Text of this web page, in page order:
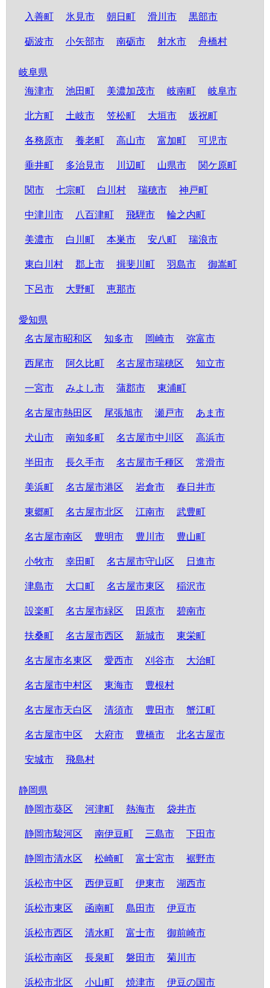
入善町 氷見市 朝日町 滑川市 黒部市
砺波市 小矢部市 南砺市 射水市 舟橋村
岐阜県
海津市
池田町 美濃加茂市 岐南町 岐阜市
北方町 土岐市 笠松町 大垣市 坂祝町
各務原市 養老町 高山市 富加町 可児市
垂井町 多治見市 川辺町 山県市 関ケ原町
関市 七宗町 白川村 瑞穂市 神戸町
中津川市 八百津町 飛騨市 輪之内町
美濃市 白川町 本巣市 安八町 瑞浪市
東白川村 郡上市 揖斐川町 羽島市 御嵩町
下呂市 大野町 恵那市
愛知県
名古屋市昭和区
知多市 岡崎市 弥富市
西尾市 阿久比町 名古屋市瑞穂区 知立市
一宮市 みよし市 蒲郡市 東浦町
名古屋市熱田区 尾張旭市 瀬戸市 あま市
犬山市 南知多町 名古屋市中川区 高浜市
半田市 長久手市 名古屋市千種区 常滑市
美浜町 名古屋市港区 岩倉市 春日井市
東郷町 名古屋市北区 江南市 武豊町
名古屋市南区 豊明市 豊川市 豊山町
小牧市 幸田町 名古屋市守山区 日進市
津島市 大口町 名古屋市東区 稲沢市
設楽町 名古屋市緑区 田原市 碧南市
扶桑町 名古屋市西区 新城市 東栄町
名古屋市名東区 愛西市 刈谷市 大治町
名古屋市中村区 東海市 豊根村
名古屋市天白区 清須市 豊田市 蟹江町
名古屋市中区 大府市 豊橋市 北名古屋市
安城市 飛島村
静岡県
静岡市葵区
河津町 熱海市 袋井市
静岡市駿河区 南伊豆町 三島市 下田市
静岡市清水区 松崎町 富士宮市 裾野市
浜松市中区 西伊豆町 伊東市 湖西市
浜松市東区 函南町 島田市 伊豆市
浜松市西区 清水町 富士市 御前崎市
浜松市南区 長泉町 磐田市 菊川市
浜松市北区 小山町 焼津市 伊豆の国市